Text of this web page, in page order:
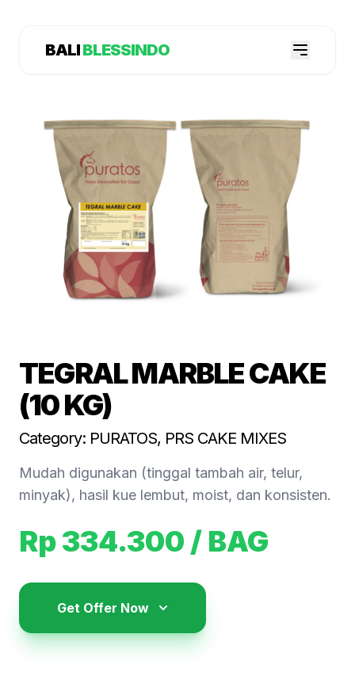
BALIBLESSINDO
TEGRAL MARBLE CAKE
(10 KG)
Category: PURATOS, PRS CAKE MIXES
Mudah digunakan (tinggal tambah air, telur,
minyak), hasil kue lembut, moist, dan konsisten.
Rp 334.300 / BAG
Get Offer Now